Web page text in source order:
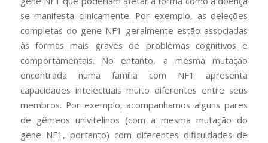
se manifesta clinicamente. Por exemplo, as deleções
completas do gene NF1 geralmente estão associadas
às formas mais graves de problemas cognitivos e
comportamentais. No entanto, a mesma mutação
encontrada numa família com NF1 apresenta
capacidades intelectuais muito diferentes entre seus
membros. Por exemplo, acompanhamos alguns pares
de gêmeos univitelinos (com a mesma mutação do
gene NF1, portanto) com diferentes dificuldades de